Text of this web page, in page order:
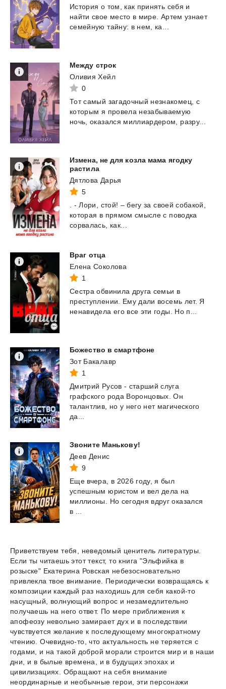
История о том, как принять себя и
найти свое место в мире. Артем узнает
семейную тайну: в нем, ка...
Между стрoк
Оливия Хейл
0
Тот самый загадочный незнакомец,
с
которым я провела незабываемую
ночь, оказался миллиардером, разру...
Измена, не для козла мама ягодку
растила
Дятлова Дарья
5
- Лори, стой! – бегу за своей собакой,
которая в прямом смысле с поводка
сорвалась,
как...
Враг отца
Елена Соколова
1
Сестра обвинила друга семьи в
преступлении.
Ему дали восемь лет. Я
ненавидела его все эти годы. Но п...
Божество в смартфоне
Зот Бакалавр
1
Дмитрий Русов - старший слуга
графского рода Воронцовых. Он
талантлив, но у него нет магического
да...
Звоните Манькову!
Деев Денис
9
Еще вчера, в 2026 году, я был
успешным юристом и вел дела на
миллионы. Но сегодня вдруг оказался
в ...
Приветствуем тебя, неведомый ценитель литературы.
Если ты читаешь этот текст, то книга "Эльфийка в
розыске" Екатерина Ровская небезосновательно
привлекла твое внимание. Периодически возвращаясь к
композиции каждый раз находишь для себя какой-то
насущный, волнующий вопрос и незамедлительно
получаешь на него ответ. По мере приближения к
апофеозу невольно замирает дух и в последствии
чувствуется желание к последующему многократному
чтению. Очевидно-то, что актуальность не теряется с
годами, и на такой доброй морали строится мир и в наши
дни, и в былые времена, и в будущих эпохах и
цивилизациях. Обращают на себя внимание
неординарные и необычные герои, эти персонажи